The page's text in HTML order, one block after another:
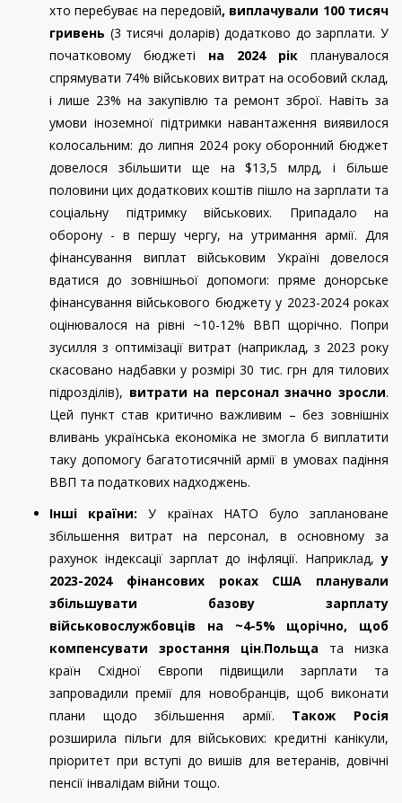
хто перебуває на передовій, виплачували 100 тисяч
гривень (3 тисячі доларів) додатково до зарплати. У
початковому бюджеті на 2024 рік планувалося
спрямувати 74% військових витрат на особовий склад,
і лише 23% на закупівлю та ремонт зброї. Навіть за
умови іноземної підтримки навантаження виявилося
колосальним: до липня 2024 року оборонний бюджет
довелося збільшити ще на $13,5 млрд, і більше
половини цих додаткових коштів пішло на зарплати та
соціальну підтримку військових. Припадало на
оборону - в першу чергу, на утримання армії. Для
фінансування виплат військовим Україні довелося
вдатися до зовнішньої допомоги: пряме донорське
фінансування військового бюджету у 2023-2024 роках
оцінювалося на рівні ~10-12% ВВП щорічно. Попри
зусилля з оптимізації витрат (наприклад, з 2023 року
скасовано надбавки у розмірі 30 тис. грн для тилових
підрозділів), витрати на персонал значно зросли.
Цей пункт став критично важливим – без зовнішніх
вливань українська економіка не змогла б виплатити
таку допомогу багатотисячній армії в умовах падіння
ВВП та податкових надходжень.
Інші країни: У країнах НАТО було заплановане
збільшення витрат на персонал, в основному за
рахунок індексації зарплат до інфляції. Наприклад,у
2023-2024 фінансових роках США планували
збільшувати базову зарплату
військовослужбовців на ~4-5% щорічно, щоб
компенсувати зростання цін.Польща та низка
країн Східної Європи підвищили зарплати та
запровадили премії для новобранців, щоб виконати
плани щодо збільшення армії. Також Росія
розширила пільги для військових: кредитні канікули,
пріоритет при вступі до вишів для ветеранів, довічні
пенсії інвалідам війни тощо.